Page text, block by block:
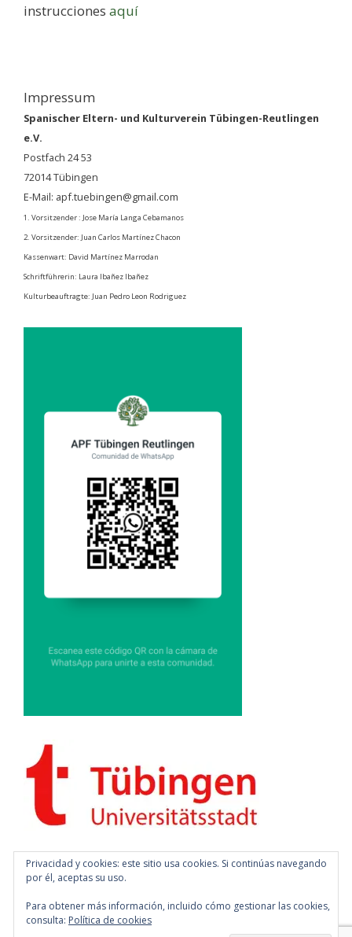
instrucciones aquí
Impressum
Spanischer Eltern- und Kulturverein Tübingen-Reutlingen
e.V.
Postfach 24 53
72014 Tübingen
E-Mail: apf.tuebingen@gmail.com
1. Vorsitzender : Jose María Langa Cebamanos
2. Vorsitzender: Juan Carlos Martínez Chacon
Kassenwart: David Martínez Marrodan
Schriftführerin: Laura Ibañez Ibañez
Kulturbeauftragte: Juan Pedro Leon Rodriguez
Privacidad y cookies: este sitio usa cookies. Si continúas navegando
por él, aceptas su uso.
Para obtener más información, incluido cómo gestionar las cookies,
consulta: Política de cookies